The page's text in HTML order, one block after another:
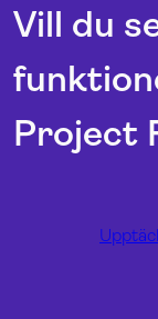
Vill du
Project